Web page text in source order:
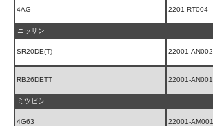
4AG 2201-RT004
ニッサン
SR20DE(T) 22001-AN002
RB26DETT 22001-AN001
ミツビシ
4G63 22001-AM001